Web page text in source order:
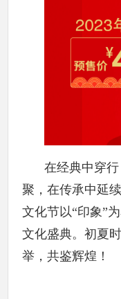
在经典中穿
聚，在传承中延
文化节以“印象”
文化盛典。初夏
举，共鉴辉煌！